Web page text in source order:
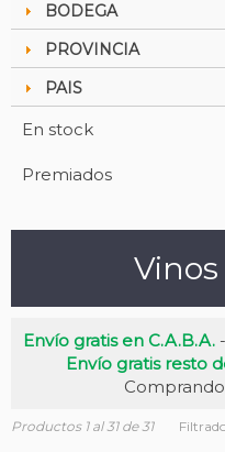
BODEGA
PROVINCIA
PAIS
En stock
Premiados
Envío gratis en C.A.B.A.-
Envío gratis resto
Productos 1 al 31 de 31